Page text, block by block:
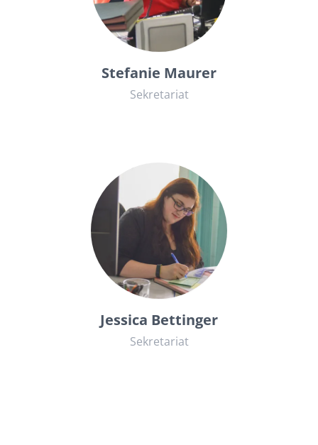
06841934411
kanzlei@rae-kuehn.de
Stefanie Maurer
Sekretariat
06841934415
kanzlei@rae-kuehn.de
Jessica Bettinger
Sekretariat